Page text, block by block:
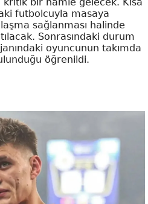
futbolcuyla masaya
sağlanması halinde
Sonrasındaki durum
oyuncunun takımda
öğrenildi.